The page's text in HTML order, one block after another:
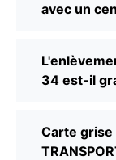
avec un
34 est-il
Carte grise